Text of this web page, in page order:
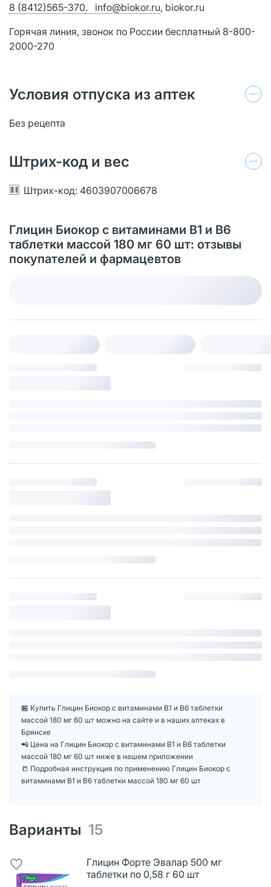
8 (8412)565-370. info@biokor.ru, biokor.ru
Горячая линия, звонок по России бесплатный 8-800-
2000-270
Условия отпуска из аптек
Без рецепта
Штрих-код и вес
Штрих-код: 4603907006678
Глицин Биокор с витаминами В1 и В6
таблетки массой 180 мг 60 шт: отзывы
покупателей и фармацевтов
🏪 Купить Глицин Биокор с витаминами В1 и В6 таблетки
массой 180 мг 60 шт можно на сайте и в наших аптеках в
Брянске
📲 Цена на Глицин Биокор с витаминами В1 и В6 таблетки
массой 180 мг 60 шт ниже в нашем приложении
📒 Подробная инструкция по применению Глицин Биокор с
витаминами В1 и В6 таблетки массой 180 мг 60 шт
Варианты 15
Глицин Форте Эвалар 500 мг
таблетки по 0,58 г 60 шт